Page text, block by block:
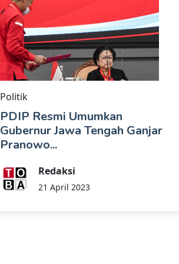
Politik
PDIP Resmi Umumkan
Gubernur Jawa Tengah Ganjar
Pranowo...
Redaksi
21 April 2023